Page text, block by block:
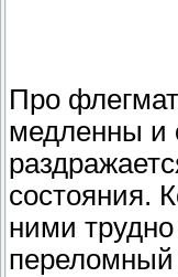
Про
медленны и
состояния.
ними
переломный